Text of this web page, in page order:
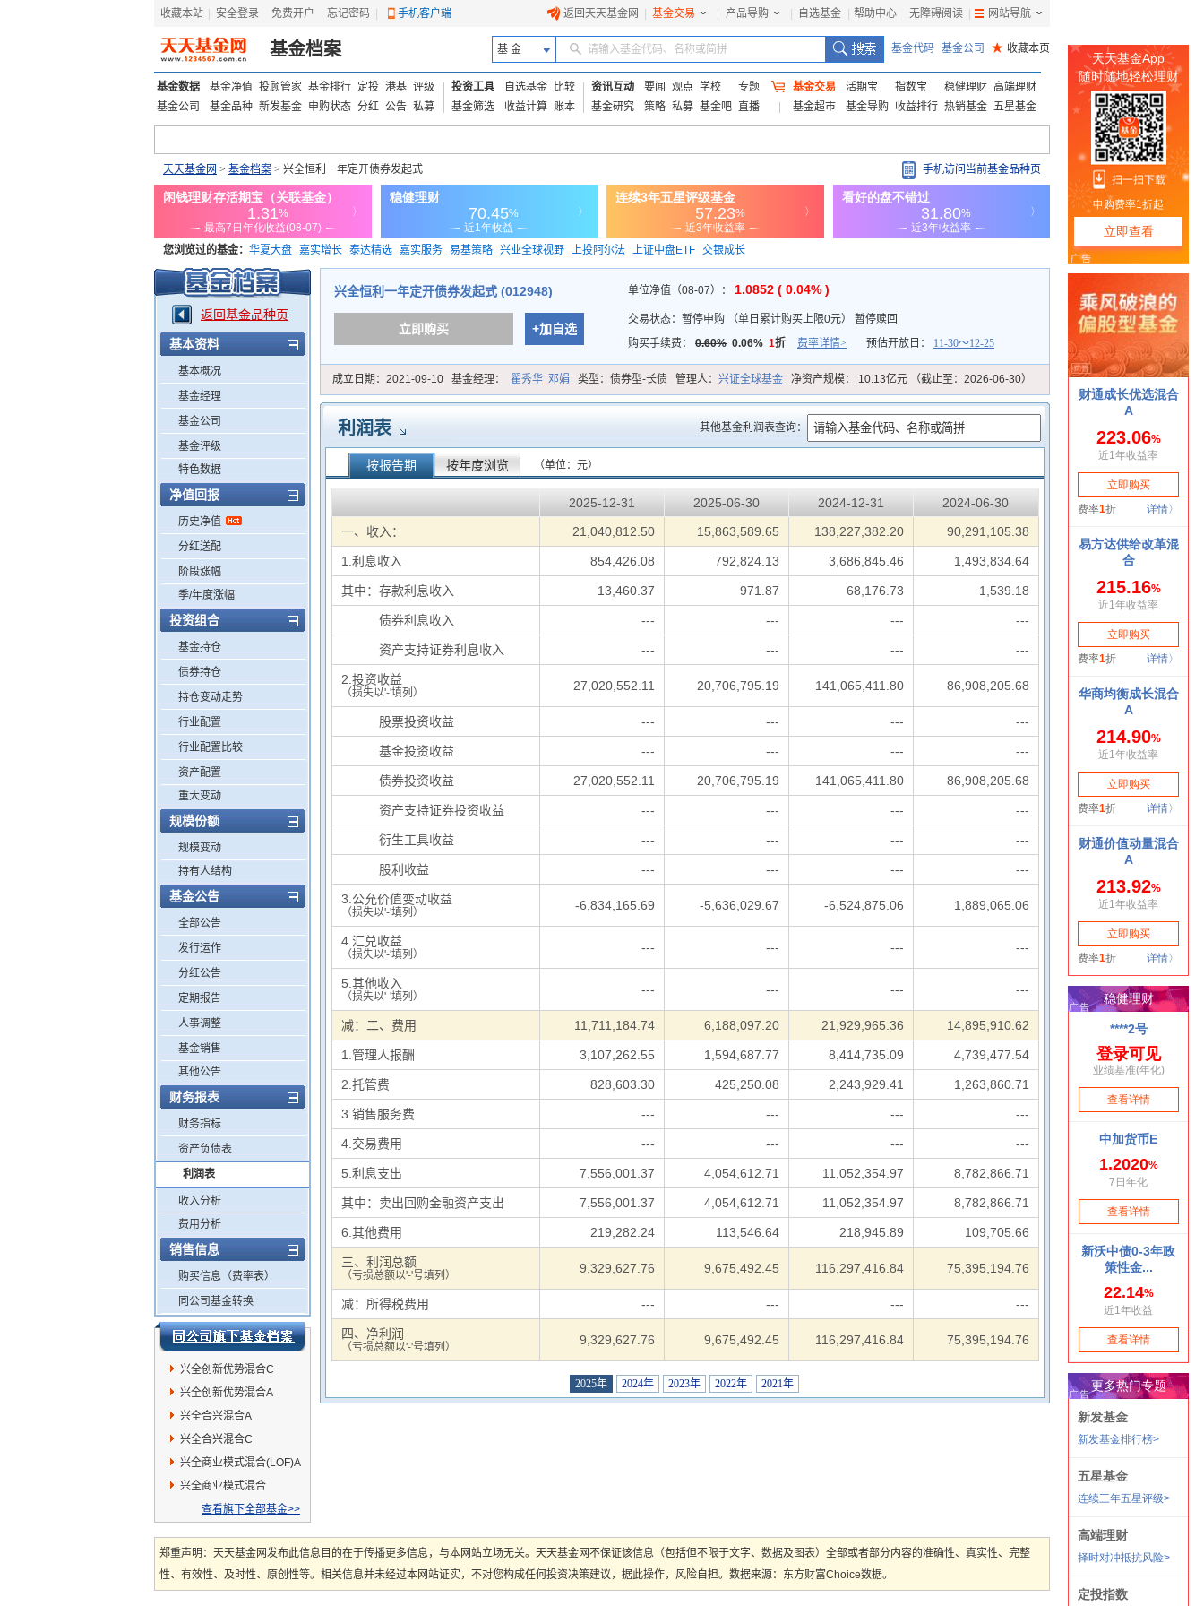
收藏本站 安全登录 免费开户 忘记密码 手机客户端 返回天天基金网 基金交易 产品导购 自选基金 帮助中心 无障碍阅读 网站导航
基金档案 基 金 请输入基金代码、名称或简拼 基金代码 基金公司 ★ 收藏本页
基金数据 基金净值 投顾管家 基金排行 定投 港基 评级
基金公司
基金品种 新发基金 申购状态 分红 公告 私募
投资工具 自选基金
比较
基金筛选
收益计算 账本
资讯互动 要闻 观点 学校
专题
基金研究
策略 私募 基金吧 直播
基金交易 活期宝 指数宝 稳健理财 高端理财
基金超市
基金导购 收益排行 热销基金 五星基金
天天基金网 > 基金档案 > 兴全恒利一年定开债券发起式 手机访问当前基金品种页
您浏览过的基金： 华夏大盘 嘉实增长 泰达精选 嘉实服务 易基策略 兴业全球视野 上投阿尔法 上证中盘ETF 交银成长
添富优势 华安宏利 上证180价值ETF
返回基金品种页
基本资料
基本概况
基金经理
基金公司
基金评级
特色数据
净值回报
历史净值
分红送配
阶段涨幅
季/年度涨幅
投资组合
基金持仓
债券持仓
持仓变动走势
行业配置
行业配置比较
资产配置
重大变动
规模份额
规模变动
持有人结构
基金公告
全部公告
发行运作
分红公告
定期报告
人事调整
基金销售
其他公告
财务报表
财务指标
资产负债表
利润表
收入分析
费用分析
销售信息
购买信息（费率表）
同公司基金转换
兴全创新优势混合C
兴全创新优势混合A
兴全合兴混合A
兴全合兴混合C
兴全商业模式混合(LOF)A
兴全商业模式混合
(LOF)C查看旗下全部基金>>
兴全恒利一年定开债券发起式 (012948)
立即购买 +加自选
单位净值（08-07）： 1.0852 ( 0.04% )
交易状态： 暂停申购 （单日累计购买上限0元）
暂停赎回
购买手续费： 0.60% 0.06% 1折 费率详情> 预估开放日： 11-30～12-25
成立日期： 2021-09-10 基金经理： 翟秀华 邓娟 类型： 债券型-长债 管理人： 兴证全球基金 净资产规模： 10.13亿元 （截止至：2026-06-30）
利润表 其他基金利润表查询：
按报告期 按年度浏览 （单位：元）
2025-12-31 2025-06-30 2024-12-31
2024-06-30
一、收入：
21,040,812.50 15,863,589.65 138,227,382.20 90,291,105.38
1.利息收入 854,426.08 792,824.13 3,686,845.46 1,493,834.64
其中：存款利息收入 13,460.37 971.87 68,176.73 1,539.18
债券利息收入 --- --- --- ---
资产支持证券利息收入 --- --- --- ---
2.投资收益
（损失以'-'填列） 27,020,552.11 20,706,795.19 141,065,411.80 86,908,205.68
股票投资收益 --- --- --- ---
基金投资收益 --- --- --- ---
债券投资收益 27,020,552.11 20,706,795.19 141,065,411.80 86,908,205.68
资产支持证券投资收益 --- --- --- ---
衍生工具收益 --- --- --- ---
股利收益 --- --- --- ---
3.公允价值变动收益
（损失以'-'填列） -6,834,165.69 -5,636,029.67 -6,524,875.06 1,889,065.06
4.汇兑收益
（损失以'-'填列） --- --- --- ---
5.其他收入
（损失以'-'填列） --- --- --- ---
减：二、费用 11,711,184.74 6,188,097.20 21,929,965.36 14,895,910.62
1.管理人报酬 3,107,262.55 1,594,687.77 8,414,735.09 4,739,477.54
2.托管费 828,603.30 425,250.08 2,243,929.41 1,263,860.71
3.销售服务费 --- --- --- ---
4.交易费用 --- --- --- ---
5.利息支出 7,556,001.37 4,054,612.71 11,052,354.97 8,782,866.71
其中：卖出回购金融资产支出 7,556,001.37 4,054,612.71 11,052,354.97 8,782,866.71
6.其他费用 219,282.24 113,546.64 218,945.89 109,705.66
三、利润总额
（亏损总额以'-'号填列） 9,329,627.76 9,675,492.45 116,297,416.84 75,395,194.76
减：所得税费用 --- --- --- ---
四、净利润
（亏损总额以'-'号填列） 9,329,627.76 9,675,492.45 116,297,416.84 75,395,194.76
2025年 2024年 2023年 2022年 2021年
郑重声明：天天基金网发布此信息目的在于传播更多信息，与本网站立场无关。天天基金网不保证该信息（包括但不限于文字、数据及图表）全部或者部分内容的准确性、真实性、完整
性、有效性、及时性、原创性等。相关信息并未经过本网站证实，不对您构成任何投资决策建议，据此操作，风险自担。数据来源：东方财富Choice数据。